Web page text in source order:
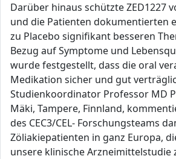
Darüber hinaus schützte ZED1227
und die Patienten dokumentierten
zu Placebo signifikant besseren
Bezug auf Symptome und
wurde festgestellt, dass die oral
Medikation sicher und gut
Studienkoordinator Professor MD
Mäki, Tampere, Finnland,
des CEC3/CEL- Forschungsteams
Zöliakiepatienten in ganz Europa,
unsere klinische Arzneimittelstudie